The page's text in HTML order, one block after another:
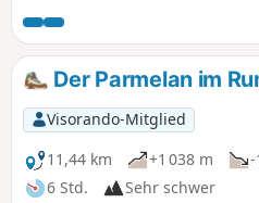
Annecy und Les Bauges. Zu
Winter ungefährlich.
Der Parmelan im
Visorando-Mitglied
11,44 km
+1 038 m
-
6 Std.
Sehr schwer